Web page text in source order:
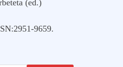
(ed.)
9659.